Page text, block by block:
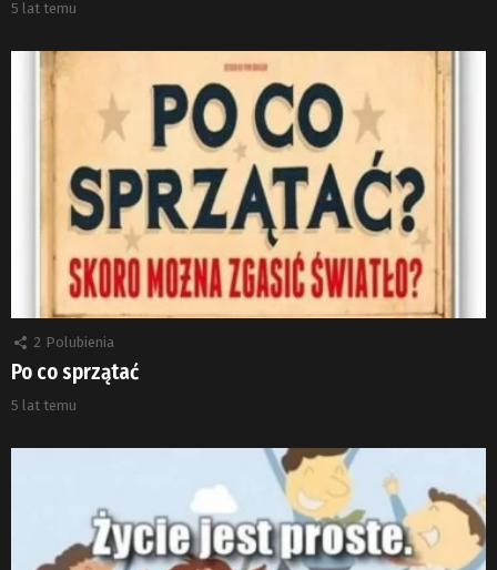
5 lat temu
2 Polubienia
Po co sprzątać
5 lat temu